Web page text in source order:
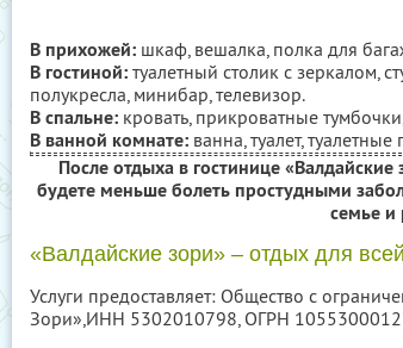
В прихожей: шкаф, вешалка, полка для
В гостиной: туалетный столик с зеркалом,
полукресла, минибар, телевизор.
В спальне: кровать, прикроватные
В ванной комнате: ванна, туалет,
После отдыха в гостинице
будете меньше болеть простудными
семье и
«Валдайские зори» – отдых для
Услуги предоставляет: Общество с
Зори»,ИНН 5302010798, ОГРН